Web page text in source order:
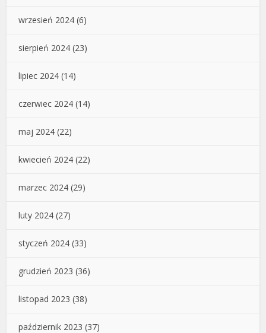
wrzesień 2024 (6)
sierpień 2024 (23)
lipiec 2024 (14)
czerwiec 2024 (14)
maj 2024 (22)
kwiecień 2024 (22)
marzec 2024 (29)
luty 2024 (27)
styczeń 2024 (33)
grudzień 2023 (36)
listopad 2023 (38)
październik 2023 (37)